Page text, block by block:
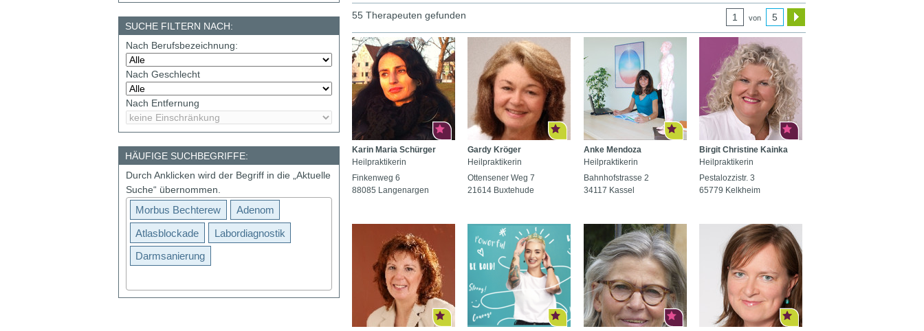
SUCHE FILTERN NACH:
Nach Berufsbezeichnung:
Nach Geschlecht
Nach Entfernung
HÄUFIGE SUCHBEGRIFFE:
Durch Anklicken wird der Begriff in die „Aktuelle
Suche“ übernommen.
Morbus Bechterew
Adenom
Atlasblockade
Labordiagnostik
Darmsanierung
55 Therapeuten gefunden 1 von 5
Karin Maria Schürger
Heilpraktikerin
Finkenweg 6
88085 Langenargen
Gardy Kröger
Heilpraktikerin
Ottensener Weg 7
21614 Buxtehude
Anke Mendoza
Heilpraktikerin
Bahnhofstrasse 2
34117 Kassel
Birgit Christine Kainka
Heilpraktikerin
Pestalozzistr. 3
65779 Kelkheim